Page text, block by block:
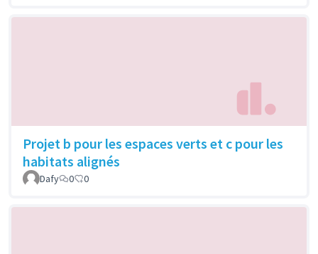
Projet b pour les espaces verts et c pour les
habitats alignés
Dafy 0 0